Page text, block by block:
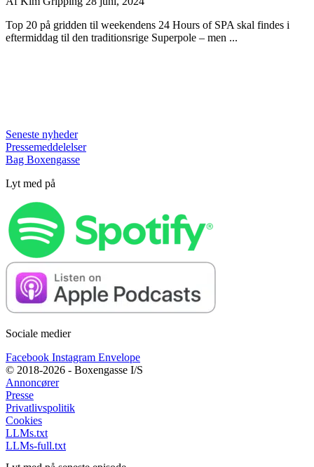
Top 20 på gridden til weekendens 24 Hours of SPA skal findes i
eftermiddag til den traditionsrige Superpole – men ...
Seneste nyheder
Pressemeddelelser
Bag Boxengasse
Lyt med på
Sociale medier
Facebook Instagram Envelope
© 2018-2026 - Boxengasse I/S
Annoncører
Presse
Privatlivspolitik
Cookies
LLMs.txt
LLMs-full.txt